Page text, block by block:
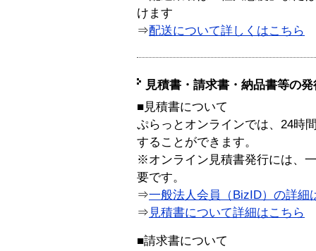
けます
⇒配送について詳しくはこちら
見積書・請求書・納品書等の
■見積書について
ぷらっとオンラインでは、24時
することができます。
※オンライン見積書発行には、
要です。
⇒一般法人会員（BizID）の詳細
⇒ 見積書について詳細はこちら
■請求書について